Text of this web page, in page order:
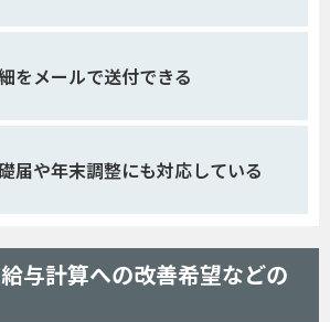
をメールで送付できる
届や年末調整にも対応している
与計算への改善希望などの